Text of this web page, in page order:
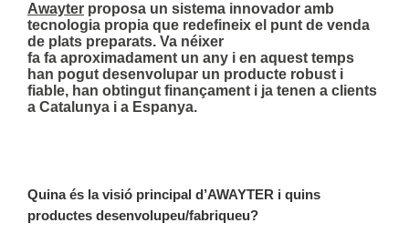
Awayter proposa un sistema innovador amb
tecnologia propia que redefineix el punt de venda
de plats preparats. Va néixer
fa fa aproximadament un any i en aquest temps
han pogut desenvolupar un producte robust i
fiable, han obtingut finançament i ja tenen a clients
a Catalunya i a Espanya.
Quina és la visió principal d’AWAYTER i quins
productes desenvolupeu/fabriqueu?